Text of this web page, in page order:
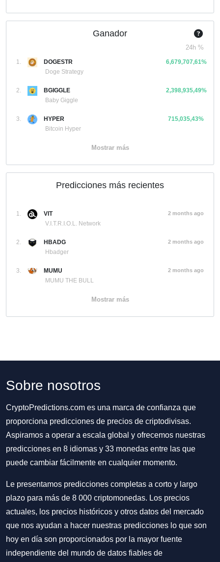
Ganador
24h %
1.
DOGESTR
Doge Strategy
6,679,707,61%
2.
BGIGGLE
Baby Giggle
2,398,935,49%
3.
HYPER
Bitcoin Hyper
715,035,43%
Mostrar más
Predicciones más recientes
1.
VIT
V.I.T.R.I.O.L. Network
2 months ago
2.
HBADG
Hbadger
2 months ago
3.
MUMU
MUMU THE BULL
2 months ago
Mostrar más
Sobre nosotros
CryptoPredictions.com es una marca de confianza que
proporciona predicciones de precios de criptodivisas.
Aspiramos a operar a escala global y ofrecemos nuestras
predicciones en 8 idiomas y 33 monedas entre las que
puede cambiar fácilmente en cualquier momento.
Le presentamos predicciones completas a corto y largo
plazo para más de 8 000 criptomonedas. Los precios
actuales, los precios históricos y otros datos del mercado
que nos ayudan a hacer nuestras predicciones lo que son
hoy en día son proporcionados por la mayor fuente
independiente del mundo de datos fiables de